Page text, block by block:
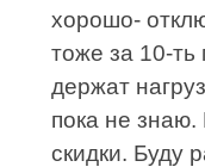
хорошо-
тоже за 10-
держат
пока не
скидки. Буду